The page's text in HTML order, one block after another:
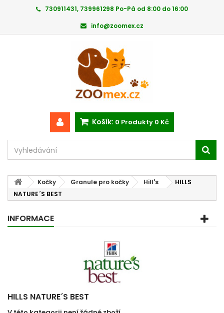
730911431, 739961298 Po-Pá od 8:00 do 16:00
info@zoomex.cz
Košík: 0 Produkty 0 Kč
Kočky Granule pro kočky Hill's
HILLS
NATURE´S BEST
INFORMACE
HILLS NATURE´S BEST